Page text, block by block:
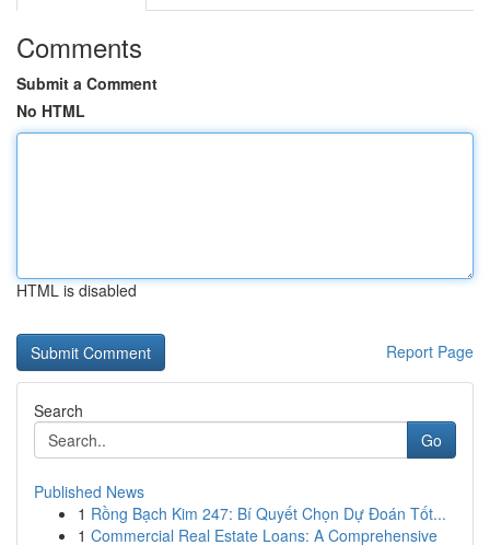
Comments
Submit a Comment
No HTML
HTML is disabled
Report Page
Search
Go
Published News
1 Rồng Bạch Kim 247: Bí Quyết Chọn Dự Đoán Tốt...
1 Commercial Real Estate Loans: A Comprehensive